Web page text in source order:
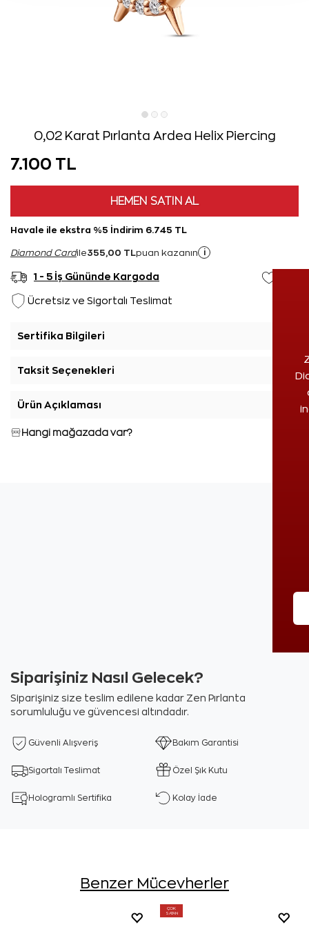
0,02 Karat Pırlanta Ardea Helix Piercing
7.100 TL
HEMEN SATIN AL
Havale ile ekstra %5 İndirim 6.745 TL
Diamond Cardile355,00 TL puan kazanın i
1 - 5 İş Gününde Kargoda
Ücretsiz ve Sigortalı Teslimat
Sertifika Bilgileri
Taksit Seçenekleri
Ürün Açıklaması
Hangi mağazada var?
Siparişiniz Nasıl Gelecek?
Siparişiniz size teslim edilene kadar Zen Pırlanta
sorumluluğu ve güvencesi altındadır.
Güvenli Alışveriş Bakım Garantisi
Sigortalı Teslimat Özel Şık Kutu
Hologramlı Sertifika Kolay İade
Benzer Mücevherler
ÇOK
SATAN